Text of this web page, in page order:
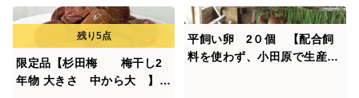
「追熟」
梅干しをつくる目的で追熟させる際は、湿気を吸収する
紙、布を下に敷き風通しの良いところ、扇風機を回しま
んべんなく風が行き渡るよう心掛けてください。
限定品【杉田梅 梅干し2
年物 大きさ 中から大 】5
平飼い卵 2０個 【配合飼
料を使わず、小田原で生産さ